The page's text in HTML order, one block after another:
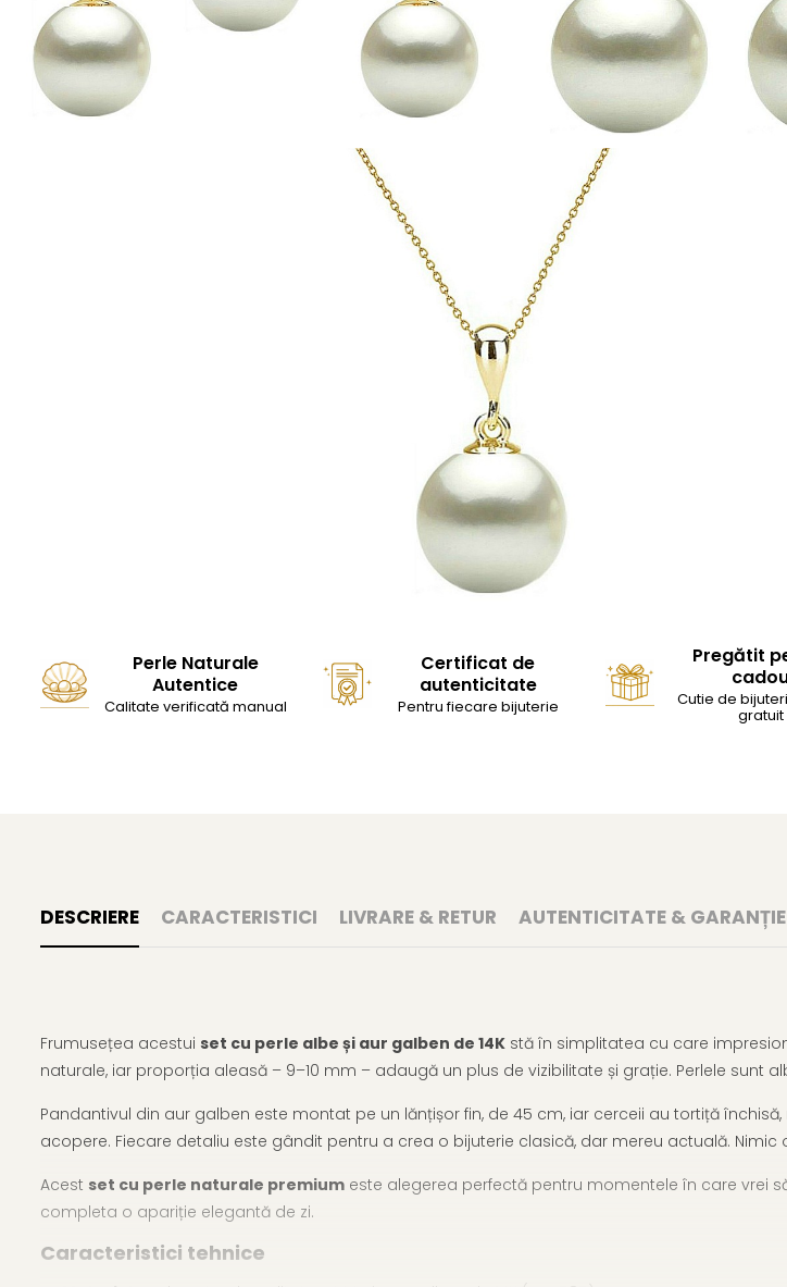
Seturi Perle cu Argint
Brățări cu Perle
Pandantive cu Perle
Brose cu Perle
Perle Naturale
Autentice
Calitate verificată manual
Certificat de
autenticitate
Pentru fiecare bijuterie
Pregătit
Cutie de
gratuit
DESCRIERE CARACTERISTICI LIVRARE & RETUR AUTENTICITATE & GARANȚIE
Frumusețea acestui set cu perle albe și aur galben de 14K stă în simplitatea cu care
naturale, iar proporția aleasă – 9–10 mm – adaugă un plus de vizibilitate și grație. Perlele sunt
Pandantivul din aur galben este montat pe un lănțișor fin, de 45 cm, iar cerceii au tortiță
acopere. Fiecare detaliu este gândit pentru a crea o bijuterie clasică, dar mereu actuală.
Acest set cu perle naturale premium este alegerea perfectă pentru momentele în care vrei
completa o apariție elegantă de zi.
Caracteristici tehnice